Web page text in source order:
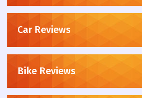
Car Reviews
Bike Reviews